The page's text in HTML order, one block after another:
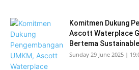
Komitmen Dukung
Ascott Waterplace
Bertema
Sunday 29 June 2025 |